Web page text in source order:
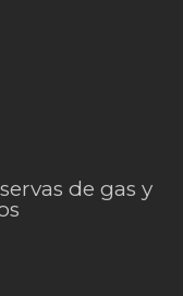
de gas y